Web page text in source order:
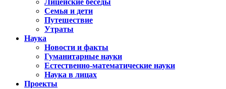
Лицейские беседы
Семья и дети
Путешествие
Утраты
Наука
Новости и факты
Гуманитарные науки
Естественно-математические науки
Наука в лицах
Проекты